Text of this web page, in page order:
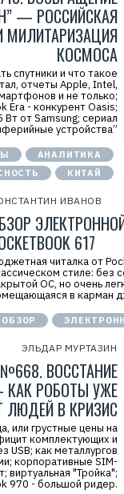
0
0
2
4
6
1
0
6
— РОССИЙСКАЯ
МИЛИТАРИЗАЦИЯ
КОСМОСА
спутники и что такое
отчеты Apple, Intel,
и не только;
Era - конкурент Oasis;
Вт от Samsung; сериал
устройства”
АНАЛИТИКА
КИТАЙ
ИВАНОВ
617
читалка от
стиле: без
ОС, но очень
в карман
ОБЗОР
ЭЛЬДАР МУРТАЗИН
ВОССТАНИЕ
РОБОТЫ УЖЕ
ЛЮДЕЙ В КРИЗИС
или грустные цены на
комплектующих и
USB; как металлургов
корпоративные SIM-
виртуальная "Тройка";
970 - большой ридер.